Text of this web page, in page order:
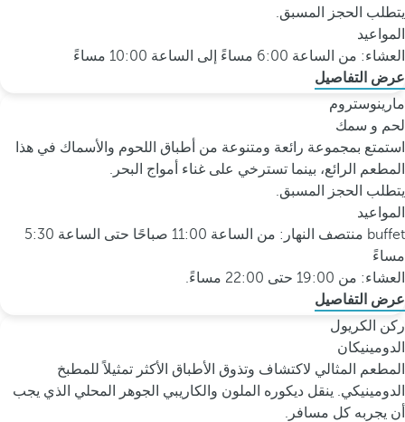
يتطلب الحجز المسبق.
المواعيد
العشاء: من الساعة 6:00 مساءً إلى الساعة 10:00 مساءً
عرض التفاصيل
مارينوستروم
لحم و سمك
استمتع بمجموعة رائعة ومتنوعة من أطباق اللحوم والأسماك في هذا
المطعم الرائع، بينما تسترخي على غناء أمواج البحر.
يتطلب الحجز المسبق.
المواعيد
buffet منتصف النهار: من الساعة 11:00 صباحًا حتى الساعة 5:30
مساءً
العشاء: من 19:00 حتى 22:00 مساءً.
عرض التفاصيل
ركن الكريول
الدومينيكان
المطعم المثالي لاكتشاف وتذوق الأطباق الأكثر تمثيلاً للمطبخ
الدومينيكي. ينقل ديكوره الملون والكاريبي الجوهر المحلي الذي يجب
أن يجربه كل مسافر.